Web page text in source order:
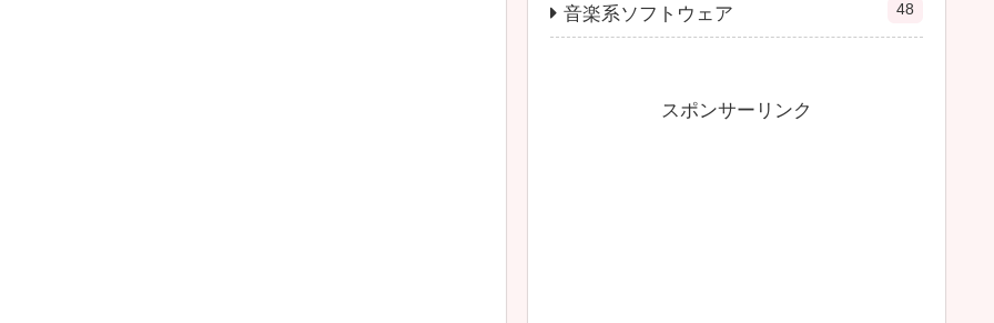
音楽系ソフトウェア 48
スポンサーリンク